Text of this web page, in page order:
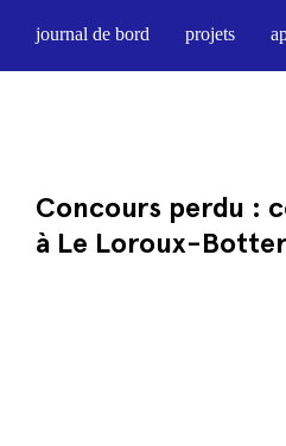
journal de bord projets
Concours perdu :
à Le Loroux-